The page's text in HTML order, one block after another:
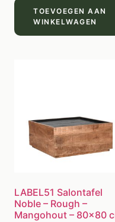
TOEVOEGEN AAN
WINKELWAGEN
LABEL51 Salontafel
Noble – Rough –
Mangohout – 80×80